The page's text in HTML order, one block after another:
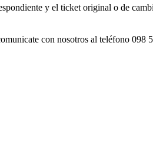
y el ticket original o de
con nosotros al teléfono 098